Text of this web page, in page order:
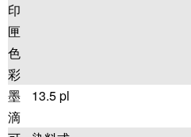
印
匣
色
彩
墨
滴
13.5 pl